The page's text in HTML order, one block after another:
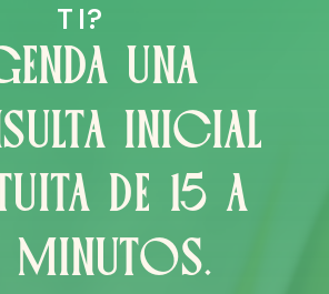
UNA
INICIAL
DE 15 A
TI?